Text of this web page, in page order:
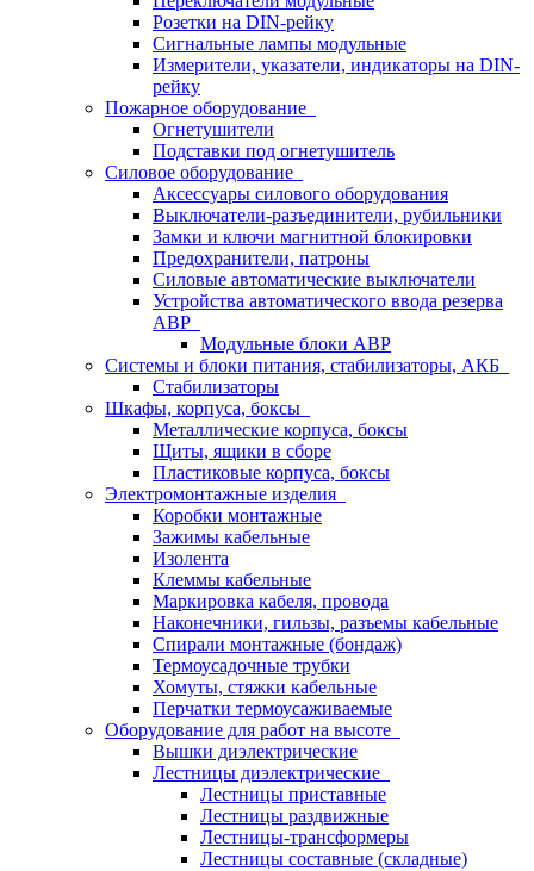
Розетки на DIN-рейку
Сигнальные лампы модульные
Измерители, указатели, индикаторы на DIN-
рейку
Пожарное оборудование
Огнетушители
Подставки под огнетушитель
Силовое оборудование
Аксессуары силового оборудования
Выключатели-разъединители, рубильники
Замки и ключи магнитной блокировки
Предохранители, патроны
Силовые автоматические выключатели
Устройства автоматического ввода резерва
АВР
Модульные блоки АВР
Системы и блоки питания, стабилизаторы, АКБ
Стабилизаторы
Шкафы, корпуса, боксы
Металлические корпуса, боксы
Щиты, ящики в сборе
Пластиковые корпуса, боксы
Электромонтажные изделия
Коробки монтажные
Зажимы кабельные
Изолента
Клеммы кабельные
Маркировка кабеля, провода
Наконечники, гильзы, разъемы кабельные
Спирали монтажные (бондаж)
Термоусадочные трубки
Хомуты, стяжки кабельные
Перчатки термоусаживаемые
Оборудование для работ на высоте
Вышки диэлектрические
Лестницы диэлектрические
Лестницы приставные
Лестницы раздвижные
Лестницы-трансформеры
Лестницы составные (складные)